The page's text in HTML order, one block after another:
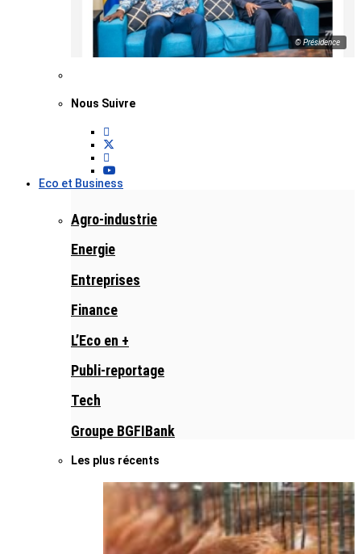
© Présidence
Nous Suivre
Eco et Business
Agro-industrie
Energie
Entreprises
Finance
L’Eco en +
Publi-reportage
Tech
Groupe BGFIBank
Les plus récents